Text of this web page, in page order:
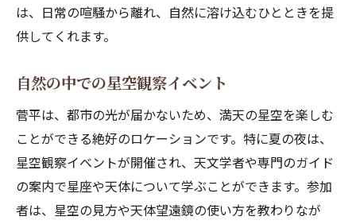
は、日常の喧騒から離れ、自然に溶け込むひとときを提
供してくれます。
自然の中での星空観察イベント
菅平は、都市の光が届かないため、満天の星空を楽しむ
ことができる絶好のロケーションです。特に夏の夜は、
星空観察イベントが開催され、天文学者や専門のガイド
の案内で星座や天体について学ぶことができます。参加
者は、星空の見方や天体望遠鏡の使い方を教わりなが